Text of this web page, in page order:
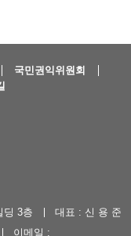
국민권익위원회
딩 3층
대표 : 신 용 준
이메일 :